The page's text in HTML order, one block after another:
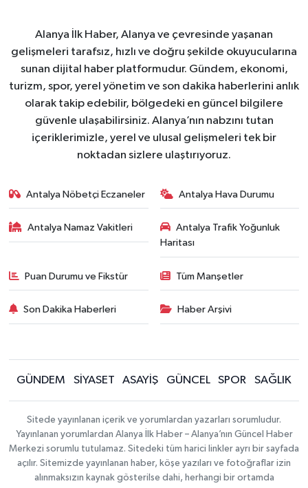
Alanya İlk Haber, Alanya ve çevresinde yaşanan
gelişmeleri tarafsız, hızlı ve doğru şekilde okuyucularına
sunan dijital haber platformudur. Gündem, ekonomi,
turizm, spor, yerel yönetim ve son dakika haberlerini anlık
olarak takip edebilir, bölgedeki en güncel bilgilere
güvenle ulaşabilirsiniz. Alanya’nın nabzını tutan
içeriklerimizle, yerel ve ulusal gelişmeleri tek bir
noktadan sizlere ulaştırıyoruz.
Antalya Nöbetçi Eczaneler Antalya Hava Durumu
Antalya Namaz Vakitleri
Antalya Trafik Yoğunluk
Haritası
Puan Durumu ve Fikstür Tüm Manşetler
Son Dakika Haberleri Haber Arşivi
GÜNDEM SİYASET ASAYİŞ GÜNCEL SPOR SAĞLIK
Sitede yayınlanan içerik ve yorumlardan yazarları sorumludur.
Yayınlanan yorumlardan Alanya İlk Haber – Alanya’nın Güncel Haber
Merkezi sorumlu tutulamaz. Sitedeki tüm harici linkler ayrı bir sayfada
açılır. Sitemizde yayınlanan haber, köşe yazıları ve fotoğraflar izin
alınmaksızın kaynak gösterilse dahi, herhangi bir ortamda